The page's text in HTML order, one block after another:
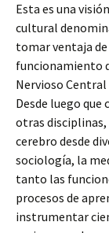
Esta es una
cultural
tomar ventaja
funcionamiento
Nervioso
Desde luego
otras
cerebro desde
sociología, la
tanto las
procesos de
instrumentar